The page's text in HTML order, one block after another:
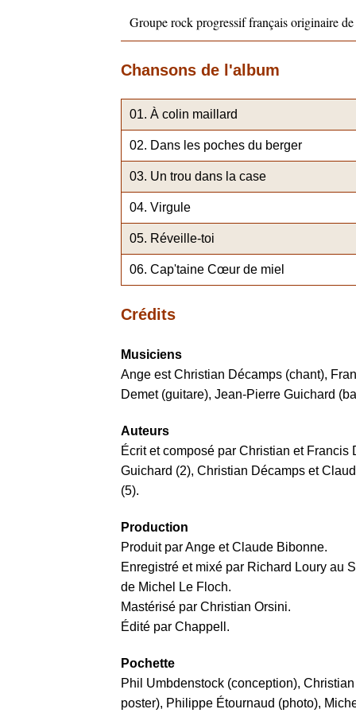
Groupe rock progressif français originaire
Chansons de l'album
À colin maillard
Dans les poches du berger
Un trou dans la case
Virgule
Réveille-toi
Cap'taine Cœur de miel
Crédits
Musiciens
Ange est Christian Décamps (chant),
Demet (guitare), Jean-Pierre Guichard
Auteurs
Écrit et composé par Christian et
Guichard (2), Christian Décamps et
(5).
Production
Produit par Ange et Claude Bibonne.
Enregistré et mixé par Richard Loury au
de Michel Le Floch.
Mastérisé par Christian Orsini.
Édité par Chappell.
Pochette
Phil Umbdenstock (conception),
poster), Philippe Étournaud (photo),